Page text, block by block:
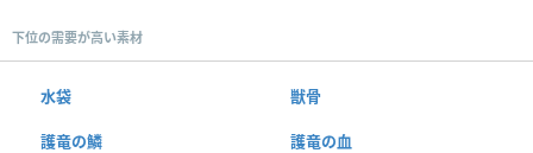
下位の需要が高い素材
水袋 獣骨
護竜の鱗 護竜の血